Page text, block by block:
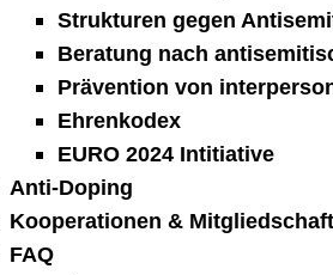
Strukturen gegen
Beratung nach
Prävention von
Ehrenkodex
EURO 2024 Intitiative
Anti-Doping
Kooperationen &
FAQ